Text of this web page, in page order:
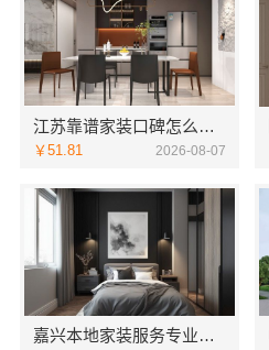
江苏靠谱家装口碑怎么样？常州宜居佳装饰多年积累信赖之选
￥51.81 2026-08-07
嘉兴本地家装服务专业施工靠谱商家，嘉兴美派建材十年口碑沉淀